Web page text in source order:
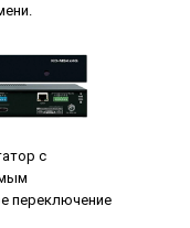
с
переключение